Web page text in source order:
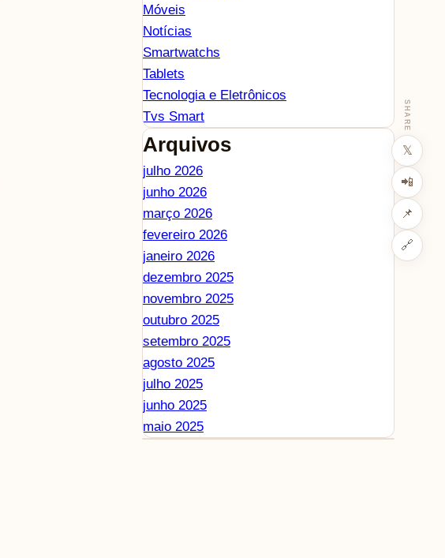
SHARE
𝕏
📲
📌
🔗
Móveis
Notícias
Smartwatchs
Tablets
Tecnologia e Eletrônicos
Tvs Smart
Arquivos
julho 2026
junho 2026
março 2026
fevereiro 2026
janeiro 2026
dezembro 2025
novembro 2025
outubro 2025
setembro 2025
agosto 2025
julho 2025
junho 2025
maio 2025